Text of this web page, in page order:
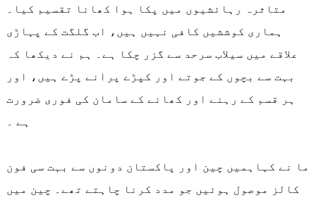
متاثرہ رہائشیوں میں پکا ہوا کھانا تقسیم کیا۔
ہماری کوششیں کافی نہیں ہیں، اب گلگت کے پہاڑی
علاقے میں سیلاب سرحد سے گزر چکا ہے۔ ہم نے دیکھا کہ
بہت سے بچوں کے جوتے اور کپڑے پرانے پڑے ہیں، اور
ہر قسم کے رہنے اور کھانے کے سامان کی فوری ضرورت
ہے ۔
ما نے کہاہمیں چین اور پاکستان دونوں سے بہت سی فون
کالز موصول ہوئیں جو مدد کرنا چاہتے تھے۔ چین میں